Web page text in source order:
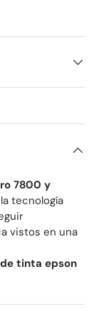
7800 y
tecnología
vistos en una
tinta epson